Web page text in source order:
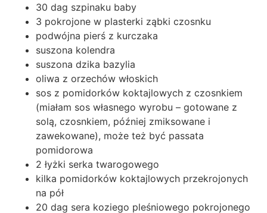
30 dag szpinaku baby
3 pokrojone w plasterki ząbki czosnku
podwójna pierś z kurczaka
suszona kolendra
suszona dzika bazylia
oliwa z orzechów włoskich
sos z pomidorków koktajlowych z czosnkiem
(miałam sos własnego wyrobu – gotowane z
solą, czosnkiem, później zmiksowane i
zawekowane), może też być passata
pomidorowa
2 łyżki serka twarogowego
kilka pomidorków koktajlowych przekrojonych
na pół
20 dag sera koziego pleśniowego pokrojonego